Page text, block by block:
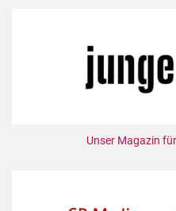
Unser Magazin